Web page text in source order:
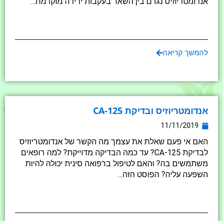
להמשך קריאה
אנדומטריוזיס ובדיקת CA-125
11/11/2019
האם אי פעם שאלת את עצמך מה הקשר של אנדומטריוזיס
לבדיקת CA-125? עד כמה הבדיקה מדוייקת? למה רופאים
משתמשים בה? והאם לטיפול ברפואה סינית יכולה להיות
השפעה עליה? הפוסט הזה…